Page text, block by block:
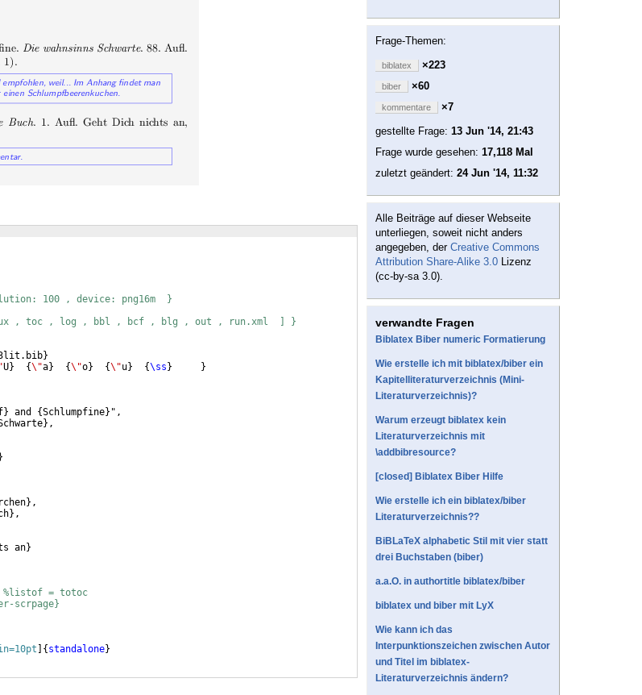
100 , device: png16m  }
aux , toc , log , bbl , bcf , blg , out , run.xml  ] }
}
U} {\"a} {\"o} {\"u} {\ss }
}
} and {Schlumpfine} ",
} ,
}
} ,
} ,
an}
%listof = totoc
scrpage}
{ standalone}
Frage-Themen:
biblatex ×223
biber ×60
kommentare
×7
gestellte Frage: 13 Jun '14, 21:43
Frage wurde gesehen: 17,118 Mal
zuletzt geändert: 24 Jun '14, 11:32
Alle Beiträge auf dieser Webseite
unterliegen, soweit nicht anders
angegeben, der Creative Commons
Attribution Share-Alike 3.0 Lizenz
(cc-by-sa 3.0).
verwandte Fragen
Biblatex Biber numeric Formatierung
Wie erstelle ich mit biblatex/biber ein
Kapitelliteraturverzeichnis (Mini-
Literaturverzeichnis)?
Warum erzeugt biblatex kein
Literaturverzeichnis mit
\addbibresource?
[closed] Biblatex Biber Hilfe
Wie erstelle ich ein biblatex/biber
Literaturverzeichnis??
BiBLaTeX alphabetic Stil mit vier statt
drei Buchstaben (biber)
a.a.O. in authortitle biblatex/biber
biblatex und biber mit LyX
Wie kann ich das
Interpunktionszeichen zwischen Autor
und Titel im biblatex-
Literaturverzeichnis ändern?